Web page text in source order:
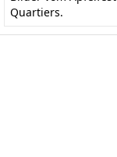
Quartiers.